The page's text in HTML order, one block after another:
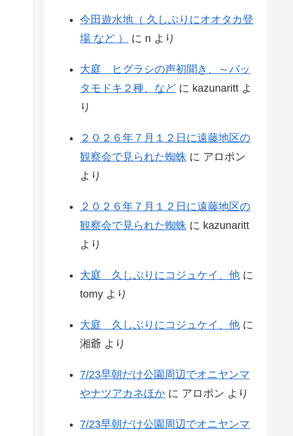
今田遊水地（ 久しぶりにオオタカ登
場 など ）
に n より
大庭 ヒグラシの声初聞き、～バッ
タモドキ２種、など に kazunaritt よ
り
２０２６年７月１２日に遠藤地区の
観察会で見られた蜘蛛 に アロポン
より
２０２６年７月１２日に遠藤地区の
観察会で見られた蜘蛛 に kazunaritt
より
大庭 久しぶりにコジュケイ、他 に
tomy より
大庭 久しぶりにコジュケイ、他 に
湘爺 より
7/23早朝だけ公園周辺でオニヤンマ
やナツアカネほか に アロポン より
7/23早朝だけ公園周辺でオニヤンマ